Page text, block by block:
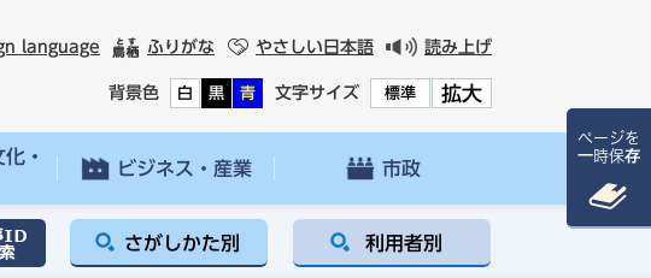
language ふりがな やさしい日本語 読み上げ
背景色 白 黒 青 文字サイズ 標準 拡大
・
ビジネス・産業 市政
さがしかた別 利用者別
ページを
一時保存